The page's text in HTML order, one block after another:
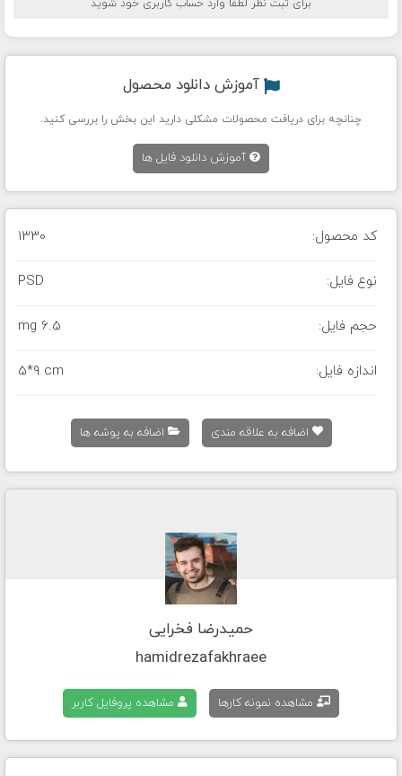
برای ثبت نظر لطفا وارد حساب کاربری خود شوید
آموزش دانلود محصول
چنانچه برای دریافت محصولات مشکلی دارید این بخش را بررسی کنید.
آموزش دانلود فایل ها
کد محصول: 1330
نوع فایل: PSD
حجم فایل: 6.5 mg
اندازه فایل: 5*9 cm
اضافه به علاقه مندی اضافه به پوشه ها
حمیدرضا فخرایی
hamidrezafakhraee
مشاهده نمونه کارها مشاهده پروفایل کاربر